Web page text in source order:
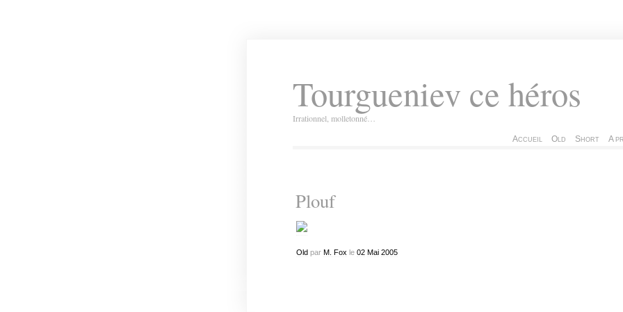
Tourgueniev ce héros
Irrationnel, molletonné…
Accueil Old Short A
Plouf
Oldpar M. Fox le 02 Mai 2005